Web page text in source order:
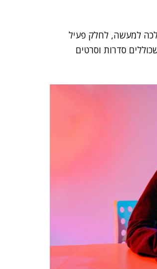
למעשה, לחלק פעיל
סדרות וסרטים